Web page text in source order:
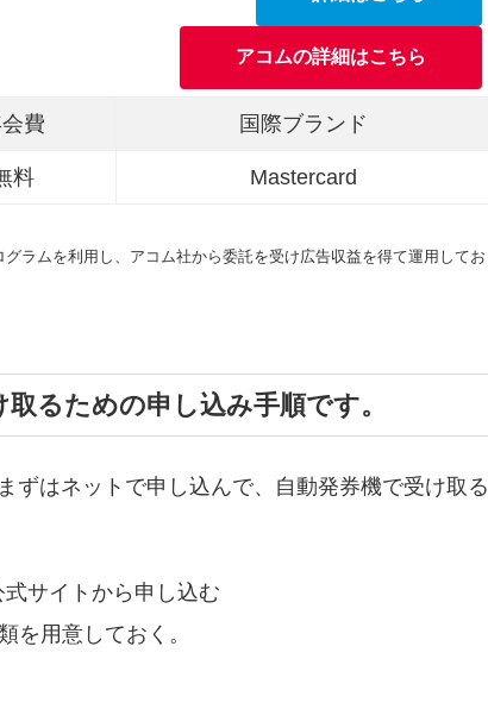
アコムの詳細はこちら
費 国際ブランド
料 Mastercard
ラムを利用し、アコム社から委託を受け広告収益を得て運用してお
るための申し込み手順です。
ずはネットで申し込んで、自動発券機で受け取る
サイトから申し込む
を用意しておく。